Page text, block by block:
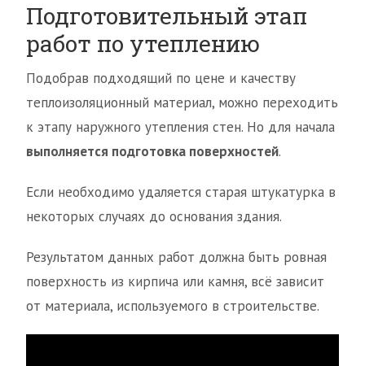
Подготовительный этап
работ по утеплению
Подобрав подходящий по цене и качеству
теплоизоляционный материал, можно переходить
к этапу наружного утепления стен. Но для начала
выполняется подготовка поверхностей.
Если необходимо удаляется старая штукатурка в
некоторых случаях до основания здания.
Результатом данных работ должна быть ровная
поверхность из кирпича или камня, всё зависит
от материала, используемого в строительстве.